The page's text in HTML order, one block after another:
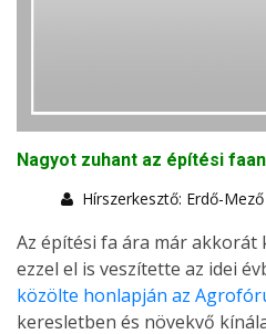
Nagyot zuhant az építési
Hírszerkesztő: Erdő-
Az építési fa ára már
ezzel el is veszítette az idei
közölte honlapján az
keresletben és növekvő